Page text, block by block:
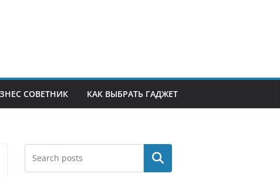
СОВЕТНИК КАК ВЫБРАТЬ ГАДЖЕТ
Поиск